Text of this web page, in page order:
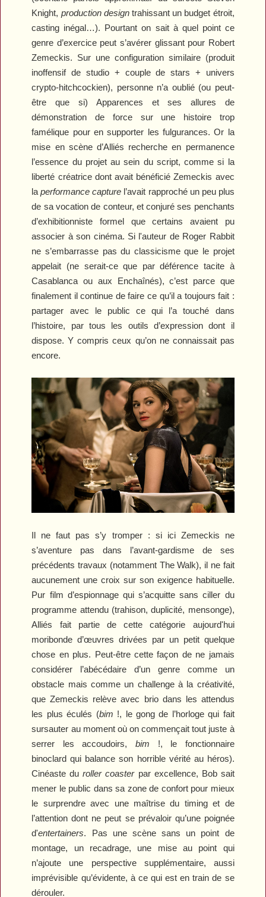
Knight, production designtrahissant un budget étroit,
casting inégal…). Pourtant on sait à quel point ce
genre d’exercice peut s’avérer glissant pour Robert
Zemeckis. Sur une configuration similaire (produit
inoffensif de studio + couple de stars + univers
crypto-hitchcockien), personne n’a oublié (ou peut-
être que si)Apparences et ses allures de
démonstration de force sur une histoire trop
famélique pour en supporter les fulgurances. Or la
mise en scène d’Alliés recherche en permanence
l’essence du projet au sein du script, comme si la
liberté créatrice dont avait bénéficié Zemeckis avec
laperformance capture l’avait rapproché un peu plus
de sa vocation de conteur, et conjuré ses penchants
d’exhibitionniste formel que certains avaient pu
associer à son cinéma. Si l'auteur de Roger Rabbit
ne s’embarrasse pas du classicisme que le projet
appelait (ne serait-ce que par déférence tacite à
Casablanca ou aux Enchaînés), c’est parce que
finalement il continue de faire ce qu’il a toujours fait :
partager avec le public ce qui l’a touché dans
l’histoire, par tous les outils d’expression dont il
dispose. Y compris ceux qu’on ne connaissait pas
encore.
Il ne faut pas s’y tromper : si ici Zemeckis ne
s’aventure pas dans l’avant-gardisme de ses
précédents travaux (notamment The Walk), il ne fait
aucunement une croix sur son exigence habituelle.
Pur film d’espionnage qui s’acquitte sans ciller du
programme attendu (trahison, duplicité, mensonge),
Alliés fait partie de cette catégorie aujourd'hui
moribonde d’œuvres drivées par un petit quelque
chose en plus. Peut-être cette façon de ne jamais
considérer l’abécédaire d’un genre comme un
obstacle mais comme un challenge à la créativité,
que Zemeckis relève avec brio dans les attendus
les plus éculés (bim !, le gong de l’horloge qui fait
sursauter au moment où on commençait tout juste à
serrer les accoudoirs, bim !, le fonctionnaire
binoclard qui balance son horrible vérité au héros).
Cinéaste duroller coaster par excellence, Bob sait
mener le public dans sa zone de confort pour mieux
le surprendre avec une maîtrise du timing et de
l’attention dont ne peut se prévaloir qu’une poignée
d'entertainers. Pas une scène sans un point de
montage, un recadrage, une mise au point qui
n’ajoute une perspective supplémentaire, aussi
imprévisible qu’évidente, à ce qui est en train de se
dérouler.